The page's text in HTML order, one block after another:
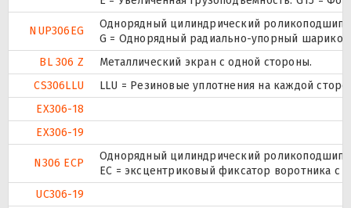
NUP306EG
Однорядный цилиндрический
G = Однорядный радиально-упорный
BL 306 Z
Металлический экран с одной стороны.
CS306LLU
LLU = Резиновые уплотнения на каждой
EX306-18
EX306-19
N306 ECP
Однорядный цилиндрический
ЕС = эксцентриковый фиксатор воротника с
UC306-19